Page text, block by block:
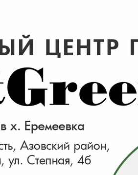
Яснотка( Lamium )